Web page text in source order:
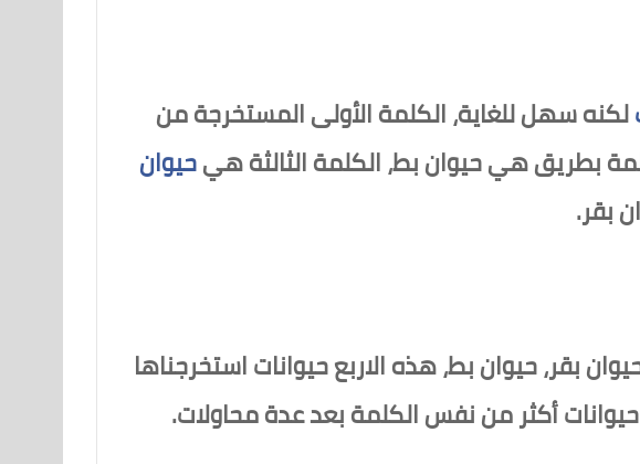
لكنه سهل للغاية، الكلمة الأولى المستخرجة من
بطريق هي حيوان بط، الكلمة الثالثة هيحيوان
بقر.
بقر، حيوان بط، هذه الاربع حيوانات استخرجناها
أكثر من نفس الكلمة بعد عدة محاولات.